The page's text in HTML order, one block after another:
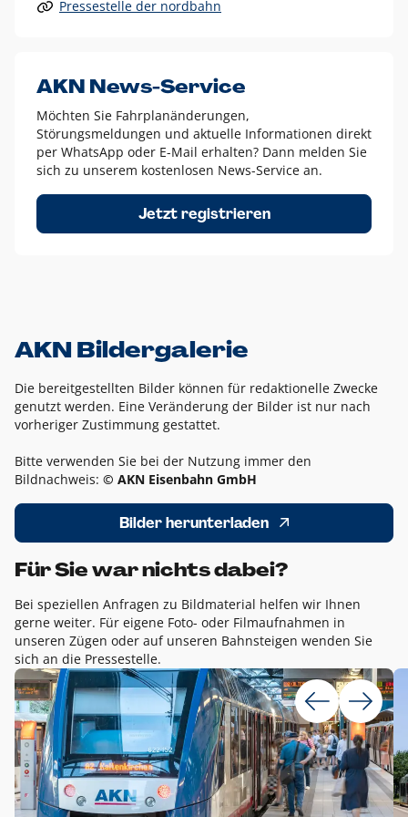
Alle anderen Logo-Varianten dürfen nur in Ausnahmefällen
Diese Ausnahmen sind zum Beispiel:
dem AKN Blau,
weißes Logo auf Fotohintergründen,
schwarzes Logo für reine Schwarz-Weiß-Umsetzungen
Um das Logo herum muss ein Schutzraum von jeweils einer
Höhe bzw. Breite des N aus AKN in alle Richtungen
Pressestelle der nordbahn
AKN News-Service
Möchten Sie Fahrplanänderungen,
Störungsmeldungen und aktuelle Informationen direkt
per WhatsApp oder E-Mail erhalten? Dann melden Sie
sich zu unserem kostenlosen News-Service an.
Jetzt registrieren
AKN Bildergalerie
Die bereitgestellten Bilder können für redaktionelle Zwecke
genutzt werden. Eine Veränderung der Bilder ist nur nach
vorheriger Zustimmung gestattet.
Bitte verwenden Sie bei der Nutzung immer den
Bildnachweis: © AKN Eisenbahn GmbH
Bilder herunterladen
Für Sie war nichts dabei?
Bei speziellen Anfragen zu Bildmaterial helfen wir Ihnen
gerne weiter. Für eigene Foto- oder Filmaufnahmen in
unseren Zügen oder auf unseren Bahnsteigen wenden Sie
sich an die Pressestelle.